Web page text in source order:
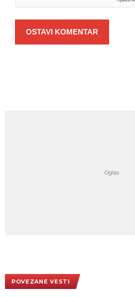
OSTAVI KOMENTAR
POVEZANE VESTI